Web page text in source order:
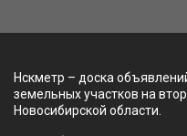
Нскметр – доска
земельных участков на
Новосибирской области.